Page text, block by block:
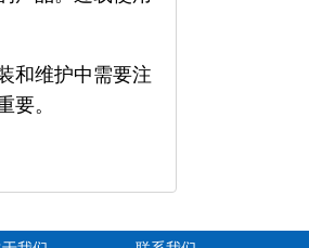
和维护中需要注
要。